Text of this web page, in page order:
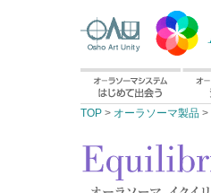
TOP > オーラソーマ製品 >